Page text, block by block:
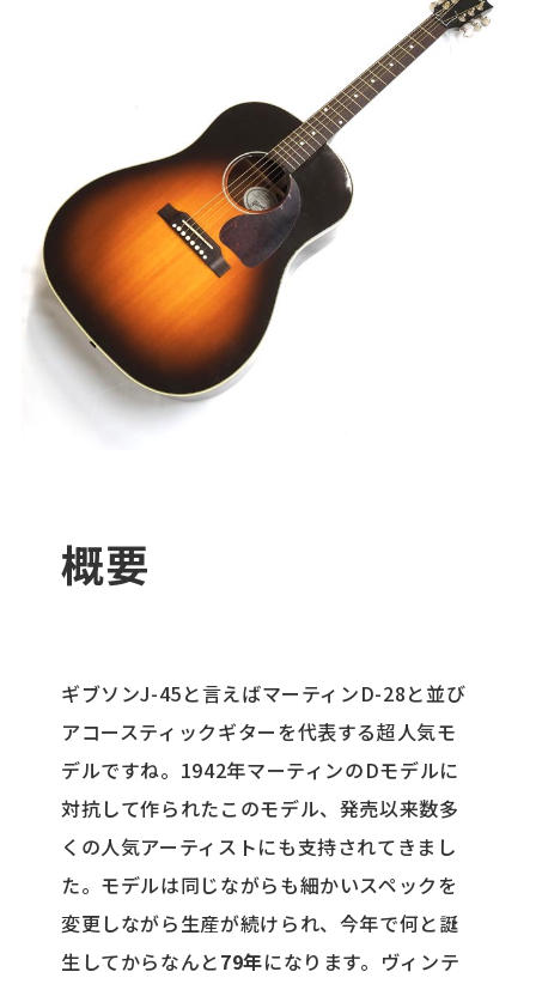
概要
ギブソンJ-45と言えばマーティンD-28と並び
アコースティックギターを代表する超人気モ
デルですね。1942年マーティンのDモデルに
対抗して作られたこのモデル、発売以来数多
くの人気アーティストにも支持されてきまし
た。モデルは同じながらも細かいスペックを
変更しながら生産が続けられ、今年で何と誕
生してからなんと79年になります。ヴィンテ